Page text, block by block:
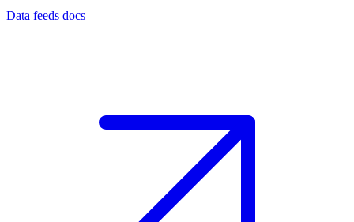
Data feeds docs